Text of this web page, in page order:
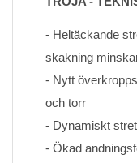
- Heltäckande
skakning
- Nytt
och torr
- Dynamiskt
- Ökad